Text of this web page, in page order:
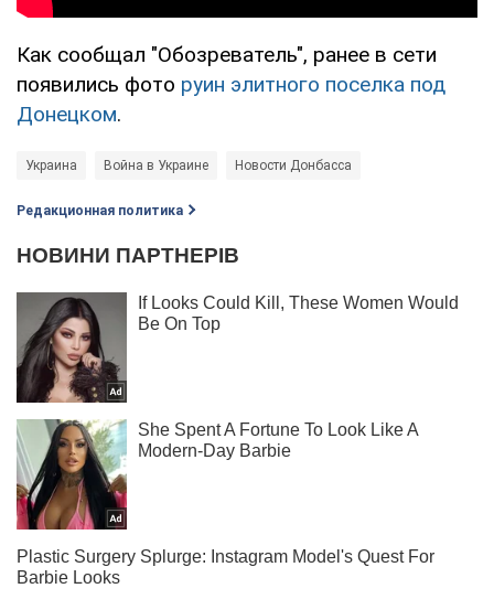
Как сообщал "Обозреватель", ранее в сети
появились фото руин элитного поселка под
Донецком.
Украина Война в Украине Новости Донбасса
Редакционная политика